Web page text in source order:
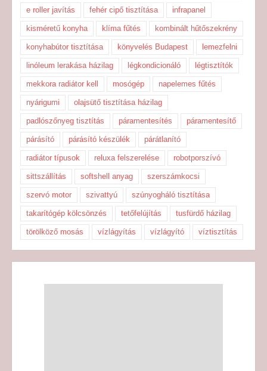
e roller javítás fehér cipő tisztítása infrapanel
kisméretű konyha klíma fűtés kombinált hűtőszekrény
konyhabútor tisztítása könyvelés Budapest lemezfelni
linóleum lerakása házilag légkondicionáló légtisztítók
mekkora radiátor kell mosógép napelemes fűtés
nyárigumi olajsütő tisztítása házilag
padlószőnyeg tisztítás páramentesítés páramentesítő
párásító párásító készülék párátlanító
radiátor típusok reluxa felszerelése robotporszívó
sittszállítás softshell anyag szerszámkocsi
szervó motor szivattyú szúnyogháló tisztítása
takarítógép kölcsönzés tetőfelújítás tusfürdő házilag
törölköző mosás vízlágyítás vízlágyító víztisztítás